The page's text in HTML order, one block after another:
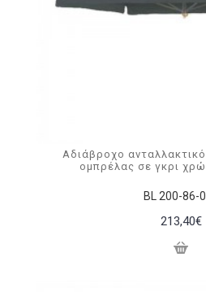
BL 200-86-
Αδιάβροχο
ομπρέλας σε γκρι
213,40€